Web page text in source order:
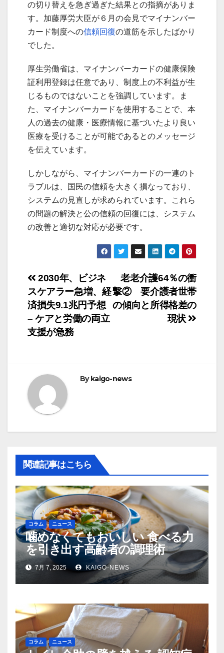
の切り替えを急ぎ過ぎた結果との指摘がありま
す。加藤厚労大臣が６月の会見でマイナンバー
カード制度への信頼回復の道筋を示したばかり
でした。
厚生労働省は、マイナンバーカードの健康保険
証利用登録は任意であり、制度上の不利益が生
じるものではないことを強調しています。ま
た、マイナンバーカードを使用することで、本
人の過去の健康・医療情報に基づいたより良い
医療を受けることが可能であるとのメッセージ
を伝えています。
しかしながら、マイナンバーカードの一連のト
ラブルは、国民の信頼を大きく損なっており、
システムの見直しが求められています。これら
の問題の解決と公の信頼の回復には、システム
の改善と適切な対応が必要です。
投
稿
ナ
ビ
ー
シ
老老介護64％の衝
撃② 要介護者世帯
の傾向と所得格差の
現状
2030年、ビジネ
スケアラー急増、経
済損失9.1兆円予想
– ケアと労働の両立
支援が急務
Bykaigo-news
関連記事はこちら
コラム ニュース
噛めなくてもおいしい 食べる力
を引き出す高齢者の調理術
7月 7, 2025 KAIGO-NEWS
コラム ニュース